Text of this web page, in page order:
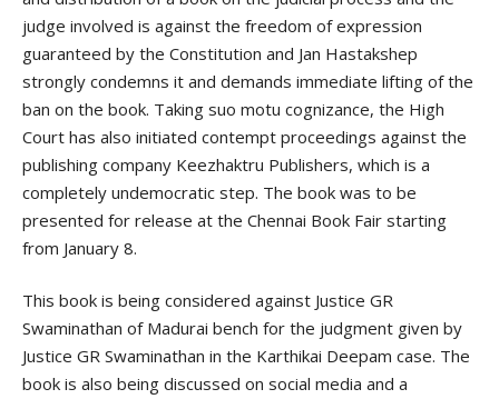
judge involved is against the freedom of expression
guaranteed by the Constitution and Jan Hastakshep
strongly condemns it and demands immediate lifting of the
ban on the book. Taking suo motu cognizance, the High
Court has also initiated contempt proceedings against the
publishing company Keezhaktru Publishers, which is a
completely undemocratic step. The book was to be
presented for release at the Chennai Book Fair starting
from January 8.
This book is being considered against Justice GR
Swaminathan of Madurai bench for the judgment given by
Justice GR Swaminathan in the Karthikai Deepam case. The
book is also being discussed on social media and a